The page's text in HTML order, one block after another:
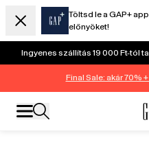
Töltsd le a GAP+
előnyöket!
Ingyenes szállítás 19 000 Ft-tól
Final Sale: akár 70%